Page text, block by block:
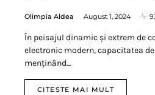
Olimpia Aldea August 1, 2024
În peisajul dinamic și extrem de
electronic modern, capacitatea
menținând…
CITESTE MAI MULT